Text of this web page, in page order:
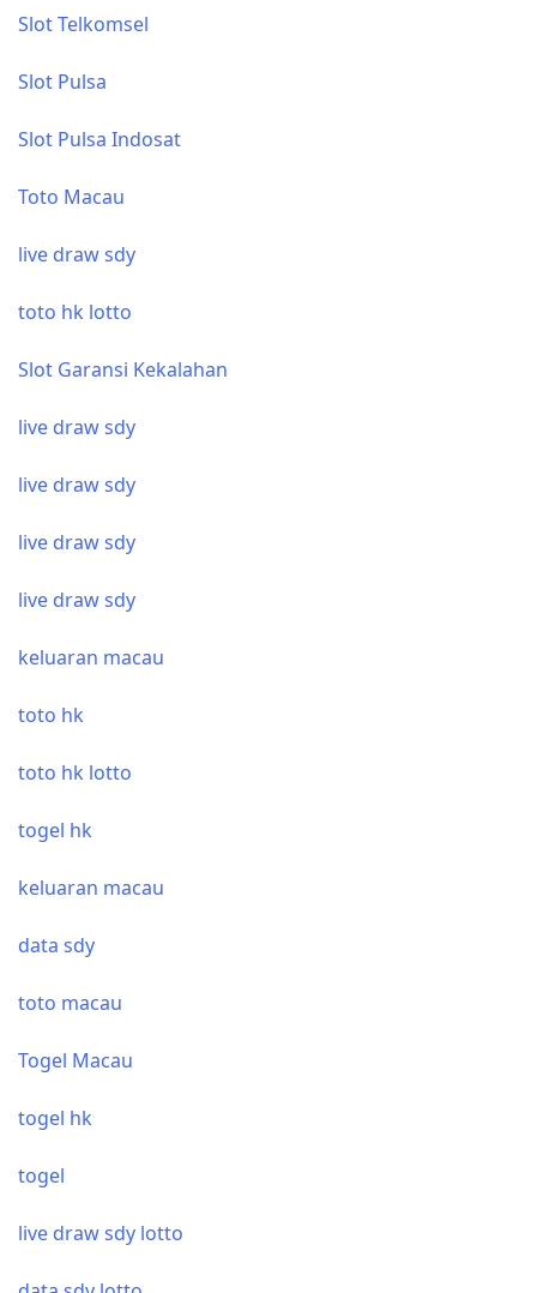
Slot Telkomsel
Slot Pulsa
Slot Pulsa Indosat
Toto Macau
live draw sdy
toto hk lotto
Slot Garansi Kekalahan
live draw sdy
live draw sdy
live draw sdy
live draw sdy
keluaran macau
toto hk
toto hk lotto
togel hk
keluaran macau
data sdy
toto macau
Togel Macau
togel hk
togel
live draw sdy lotto